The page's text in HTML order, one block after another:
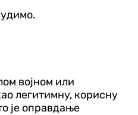
војном или
легитимну, корисну
је оправдање